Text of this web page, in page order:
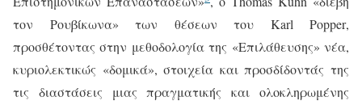
τον Ρουβίκωνα» των θέσεων του Karl Popper,
προσθέτοντας στην μεθοδολογία της «Επιλάθευσης» νέα,
κυριολεκτικώς «δομικά», στοιχεία και προσδίδοντάς της
τις διαστάσεις μιας πραγματικής και ολοκληρωμένης